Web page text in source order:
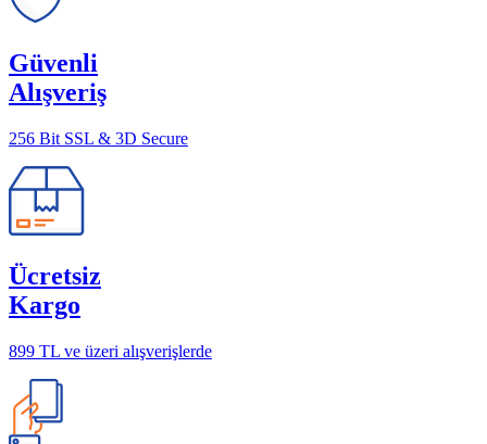
Güvenli
Alışveriş
256 Bit SSL & 3D Secure
Ücretsiz
Kargo
899 TL ve üzeri alışverişlerde